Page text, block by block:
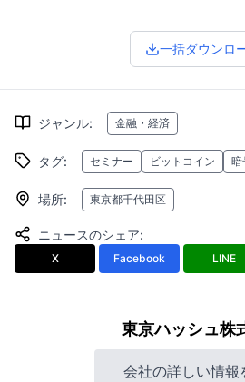
一括ダウンロ
ジャンル: 金融・経済
タグ: セミナー ビットコイン 暗
場所: 東京都千代田区
ニュースのシェア:
X Facebook LINE
東京ハッシュ株
会社の詳しい情報